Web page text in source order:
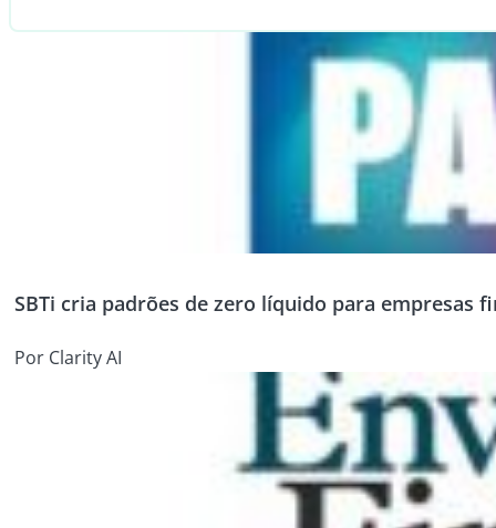
SBTi cria padrões de zero líquido para empresas
Por Clarity AI